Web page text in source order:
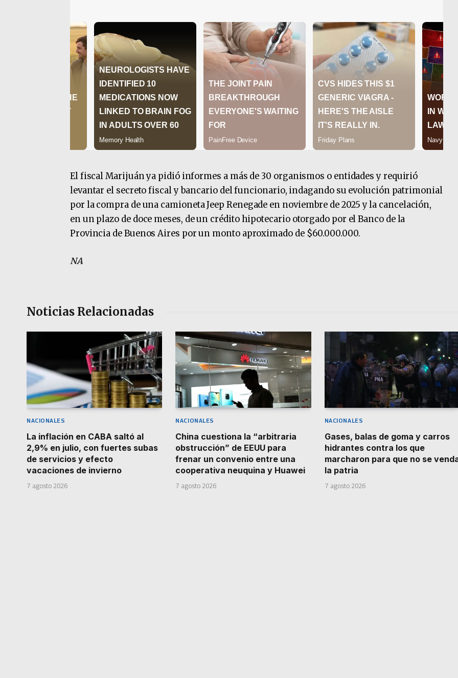
El fiscal Marijuán ya pidió informes a más de 30 organismos o entidades y requirió
levantar el secreto fiscal y bancario del funcionario, indagando su evolución patrimonial
por la compra de una camioneta Jeep Renegade en noviembre de 2025 y la cancelación,
en un plazo de doce meses, de un crédito hipotecario otorgado por el Banco de la
Provincia de Buenos Aires por un monto aproximado de $60.000.000.
NA
Noticias Relacionadas
NACIONALES
La inflación en CABA saltó al
2,9% en julio, con fuertes subas
de servicios y efecto
vacaciones de invierno
7 agosto 2026
NACIONALES
China cuestiona la “arbitraria
obstrucción” de EEUU para
frenar un convenio entre una
cooperativa neuquina y Huawei
7 agosto 2026
NACIONALES
Gases, balas de goma y carros
hidrantes contra los que
marcharon para que no se
la patria
7 agosto 2026